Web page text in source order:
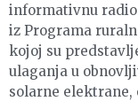
informativnu
iz Programa
kojoj su
ulaganja u
solarne elektrane,